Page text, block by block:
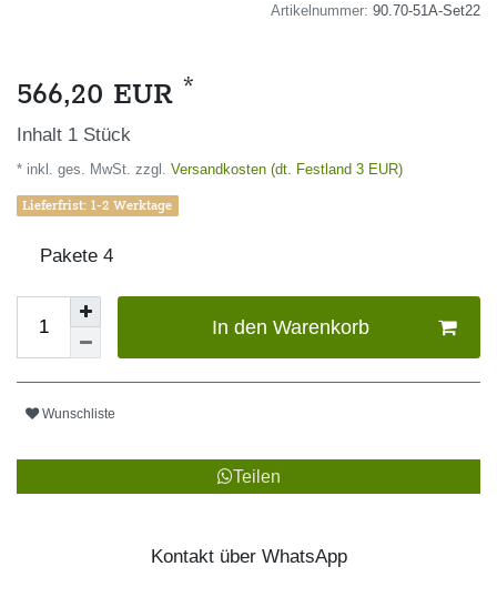
Artikelnummer: 90.70-51A-Set22
566,20 EUR *
Inhalt 1 Stück
* inkl. ges. MwSt. zzgl. Versandkosten (dt. Festland 3 EUR)
Lieferfrist: 1-2 Werktage
Pakete 4
In den Warenkorb
Wunschliste
Teilen
Kontakt über WhatsApp